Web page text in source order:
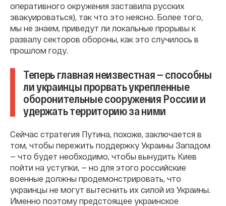
оперативного окружения заставила русских
эвакуироваться), так что это неясно. Более того,
мы не знаем, приведут ли локальные прорывы к
развалу секторов обороны, как это случилось в
прошлом году.
Теперь главная неизвестная — способны
ли украинцы прорвать укрепленные
оборонительные сооружения России и
удержать территорию за ними
Сейчас стратегия Путина, похоже, заключается в
том, чтобы пережить поддержку Украины Западом
— что будет необходимо, чтобы вынудить Киев
пойти на уступки, — но для этого российские
военные должны продемонстрировать, что
украинцы не могут вытеснить их силой из Украины.
Именно поэтому предстоящее украинское